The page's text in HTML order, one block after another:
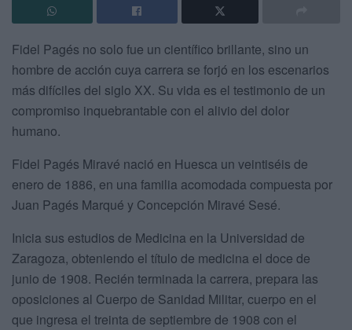
Fidel Pagés no solo fue un científico brillante, sino un
hombre de acción cuya carrera se forjó en los escenarios
más difíciles del siglo XX. Su vida es el testimonio de un
compromiso inquebrantable con el alivio del dolor
humano.
Fidel Pagés Miravé nació en Huesca un veintiséis de
enero de 1886, en una familia acomodada compuesta por
Juan Pagés Marqué y Concepción Miravé Sesé.
Inicia sus estudios de Medicina en la Universidad de
Zaragoza, obteniendo el título de medicina el doce de
junio de 1908. Recién terminada la carrera, prepara las
oposiciones al Cuerpo de Sanidad Militar, cuerpo en el
que ingresa el treinta de septiembre de 1908 con el